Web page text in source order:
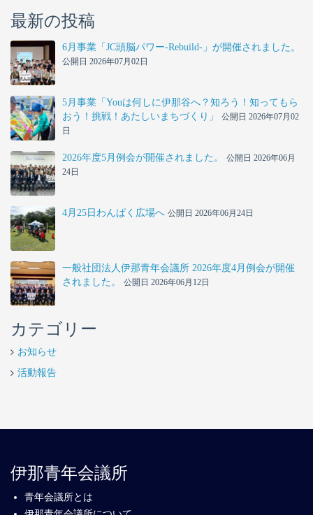
最新の投稿
6月事業「JC頭脳パワー-Rebuild-」が開催されました。
公開日 2026年07月02日
5月事業「Youは何しに伊那谷へ？知ろう！知ってもら
おう！挑戦！あたしいまちづくり」
公開日 2026年07月02
日
2026年度5月例会が開催されました。
公開日 2026年06月
24日
4月25日わんぱく広場へ 公開日 2026年06月24日
一般社団法人伊那青年会議所 2026年度4月例会が開催
されました。
公開日 2026年06月12日
カテゴリー
お知らせ
活動報告
伊那青年会議所
青年会議所とは